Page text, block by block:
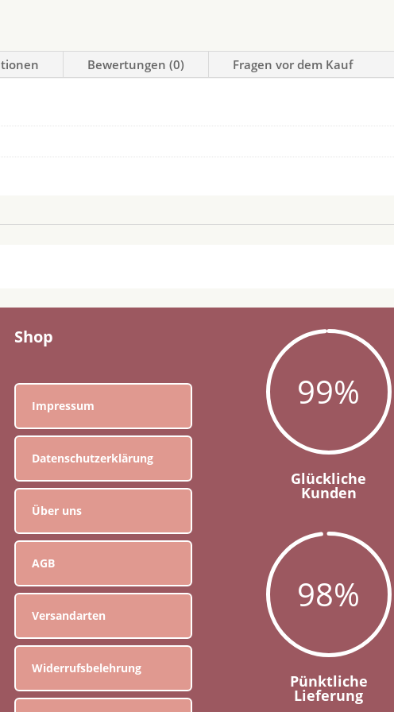
Bewertungen (0) Fragen vor dem Kauf
Shop
Impressum
Datenschutzerklärung
Über uns
AGB
Versandarten
Widerrufsbelehrung
99%
Glückliche
Kunden
98%
Pünktliche
Lieferung